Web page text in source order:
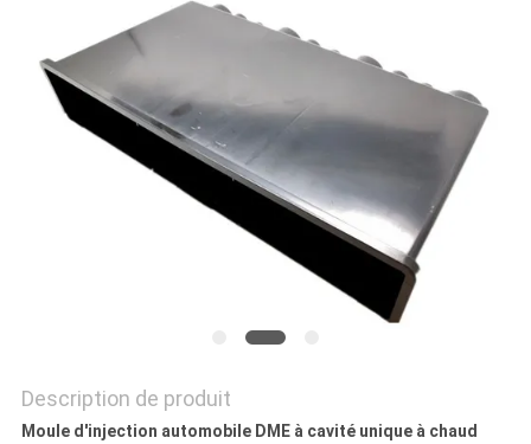
NOUVELLES
Description de produit
Moule d'injection automobile DME à cavité unique à chaud